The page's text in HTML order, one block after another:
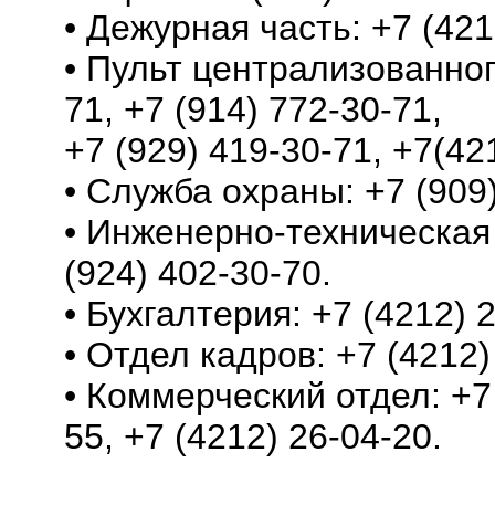
• Дежурная часть: +7
• Пульт
71, +7 (914) 772-30-71,
+7 (929) 419-30-71,
• Служба охраны: +7
• Инженерно-
(924) 402-30-70.
• Бухгалтерия: +7 (4212)
• Отдел кадров: +7
• Коммерческий отдел:
55, +7 (4212) 26-04-20.